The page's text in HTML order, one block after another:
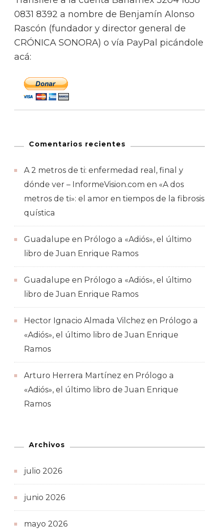
0831 8392 a nombre de Benjamín Alonso
Rascón (fundador y director general de
CRÓNICA SONORA) o vía PayPal picándole
acá:
Comentarios recientes
A 2 metros de ti: enfermedad real, final y
dónde ver – InformeVision.com en «A dos
metros de ti»: el amor en tiempos de la fibrosis
quística
Guadalupe en Prólogo a «Adiós», el último
libro de Juan Enrique Ramos
Guadalupe en Prólogo a «Adiós», el último
libro de Juan Enrique Ramos
Hector Ignacio Almada Vilchez en Prólogo a
«Adiós», el último libro de Juan Enrique
Ramos
Arturo Herrera Martínez en Prólogo a
«Adiós», el último libro de Juan Enrique
Ramos
Archivos
julio 2026
junio 2026
mayo 2026